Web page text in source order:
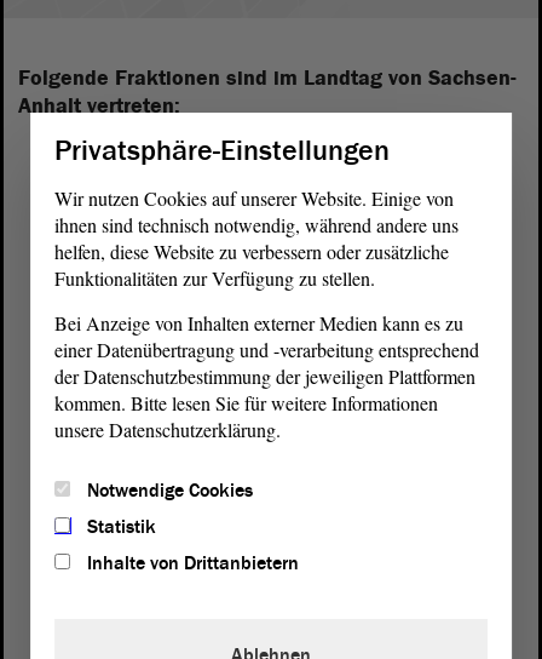
Folgende Fraktionen sind im Landtag von Sachsen-
Anhalt vertreten:
Postanschrift
Landtagvon Sachsen-Anhalt
Privatsphäre-Einstellungen
Wir nutzen Cookies auf unserer Website. Einige von
ihnen sind technisch notwendig, während andere uns
helfen, diese Website zu verbessern oder zusätzliche
Funktionalitäten zur Verfügung zu stellen.
Bei Anzeige von Inhalten externer Medien kann es zu
einer Datenübertragung und -verarbeitung entsprechend
der Datenschutzbestimmung der jeweiligen Plattformen
kommen. Bitte lesen Sie für weitere Informationen
unsere Datenschutzerklärung.
Notwendige Cookies
Statistik
Inhalte von Drittanbietern